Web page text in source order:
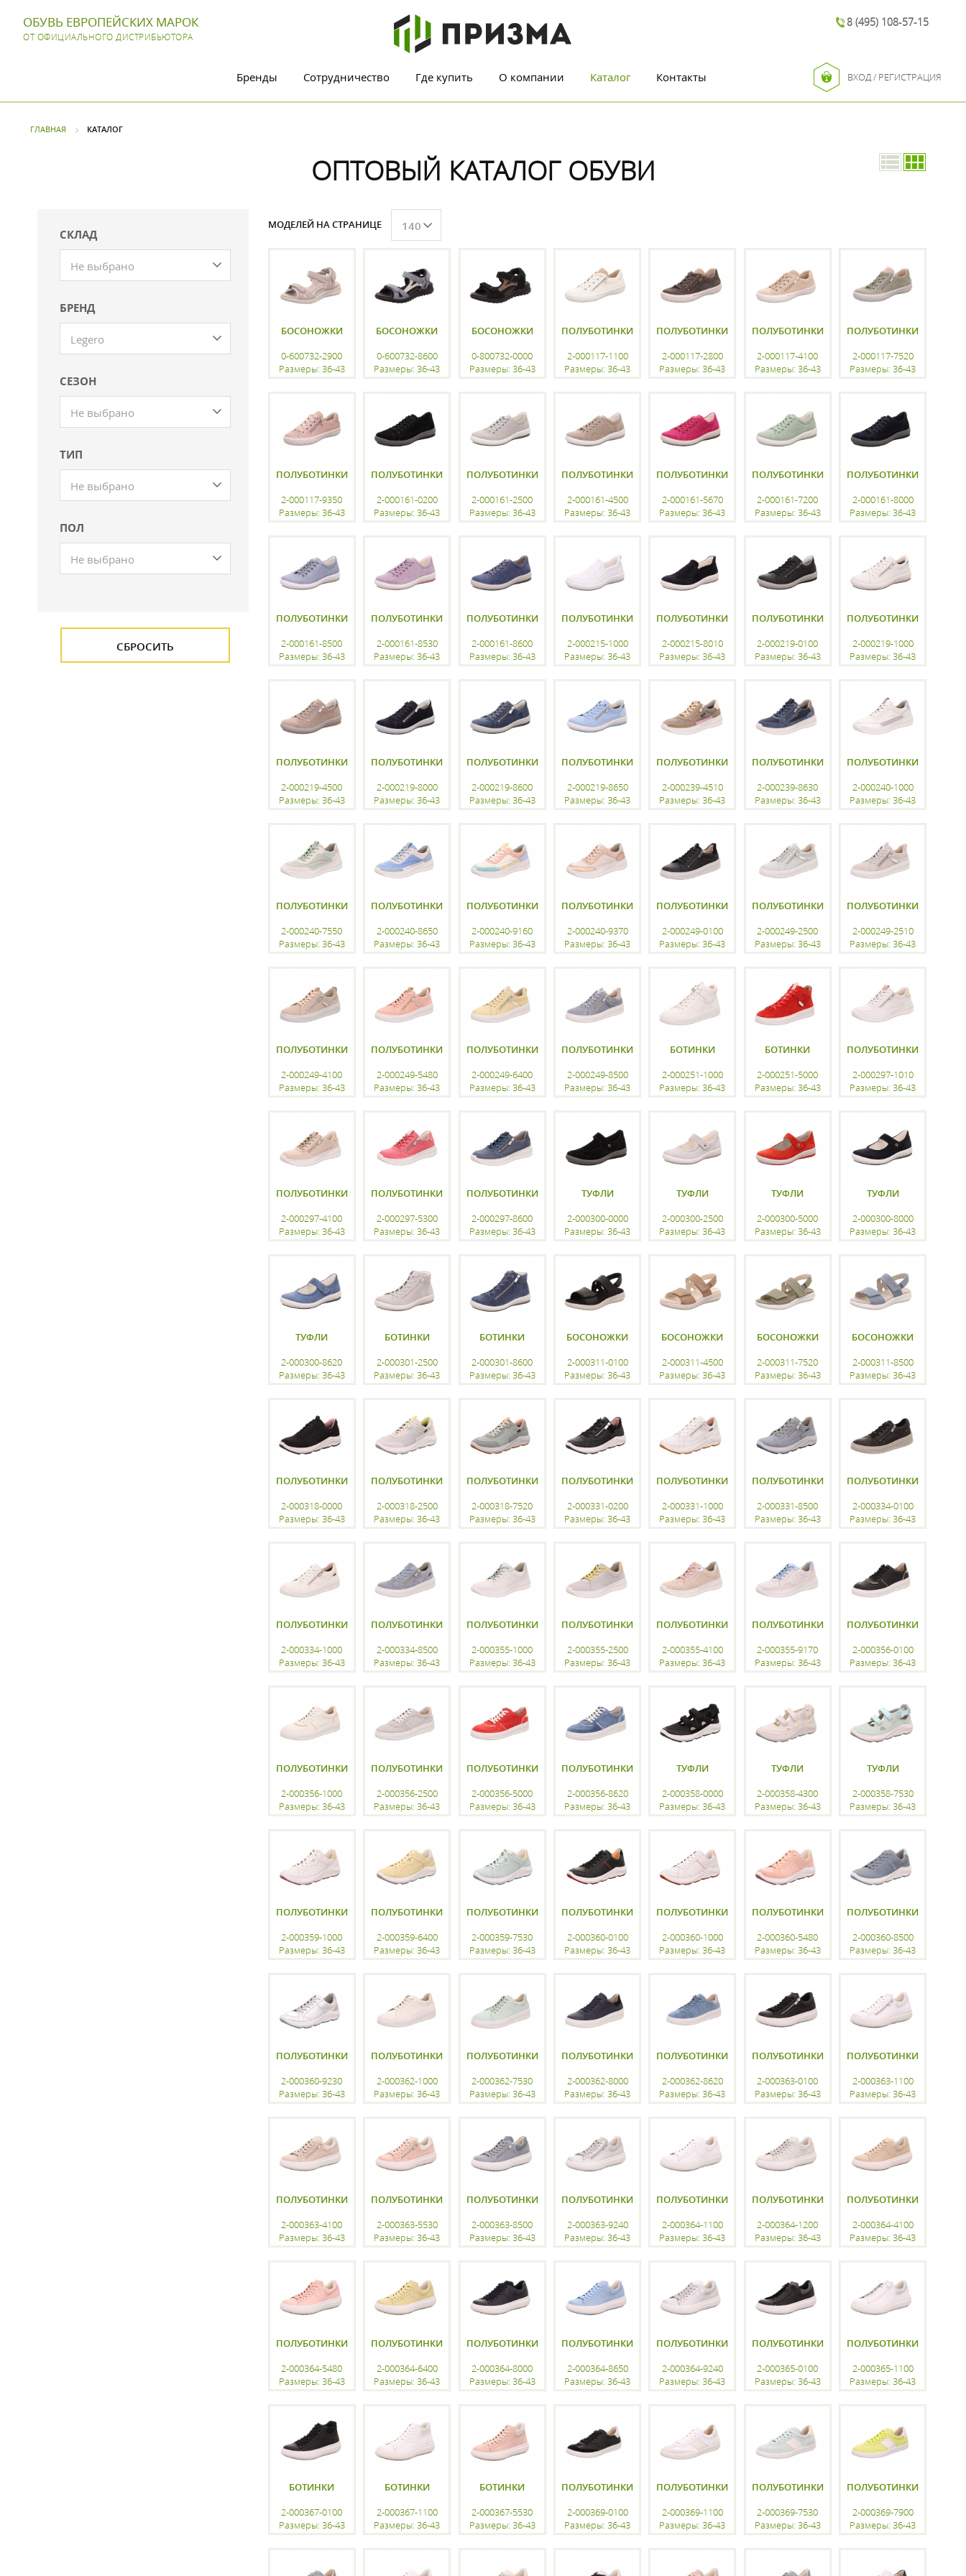
ОБУВЬ ЕВРОПЕЙСКИХ МАРОК
ОТ ОФИЦИАЛЬНОГО ДИСТРИБЬЮТОРА
8 (495) 108-57-15
Бренды Сотрудничество Где купить О компании Каталог Контакты ВХОД / РЕГИСТРАЦИЯ
ГЛАВНАЯ КАТАЛОГ
ОПТОВЫЙ КАТАЛОГ ОБУВИ
СКЛАД
Не выбрано
БРЕНД
Legero
СЕЗОН
Не выбрано
ТИП
Не выбрано
ПОЛ
Не выбрано
МОДЕЛЕЙ НА СТРАНИЦЕ 140
БОСОНОЖКИ
0-600732-2900
Размеры: 36-43
БОСОНОЖКИ
0-600732-8600
Размеры: 36-43
БОСОНОЖКИ
0-800732-0000
Размеры: 36-43
ПОЛУБОТИНКИ
2-000117-1100
Размеры: 36-43
ПОЛУБОТИНКИ
2-000117-2800
Размеры: 36-43
ПОЛУБОТИНКИ
2-000117-4100
Размеры: 36-43
ПОЛУБОТИНКИ
2-000117-7520
Размеры: 36-43
ПОЛУБОТИНКИ
2-000117-9350
Размеры: 36-43
ПОЛУБОТИНКИ
2-000161-0200
Размеры: 36-43
ПОЛУБОТИНКИ
2-000161-2500
Размеры: 36-43
ПОЛУБОТИНКИ
2-000161-4500
Размеры: 36-43
ПОЛУБОТИНКИ
2-000161-5670
Размеры: 36-43
ПОЛУБОТИНКИ
2-000161-7200
Размеры: 36-43
ПОЛУБОТИНКИ
2-000161-8000
Размеры: 36-43
ПОЛУБОТИНКИ
2-000161-8500
Размеры: 36-43
ПОЛУБОТИНКИ
2-000161-8530
Размеры: 36-43
ПОЛУБОТИНКИ
2-000161-8600
Размеры: 36-43
ПОЛУБОТИНКИ
2-000215-1000
Размеры: 36-43
ПОЛУБОТИНКИ
2-000215-8010
Размеры: 36-43
ПОЛУБОТИНКИ
2-000219-0100
Размеры: 36-43
ПОЛУБОТИНКИ
2-000219-1000
Размеры: 36-43
ПОЛУБОТИНКИ
2-000219-4500
Размеры: 36-43
ПОЛУБОТИНКИ
2-000219-8000
Размеры: 36-43
ПОЛУБОТИНКИ
2-000219-8600
Размеры: 36-43
ПОЛУБОТИНКИ
2-000219-8650
Размеры: 36-43
ПОЛУБОТИНКИ
2-000239-4510
Размеры: 36-43
ПОЛУБОТИНКИ
2-000239-8630
Размеры: 36-43
ПОЛУБОТИНКИ
2-000240-1000
Размеры: 36-43
ПОЛУБОТИНКИ
2-000240-7550
Размеры: 36-43
ПОЛУБОТИНКИ
2-000240-8650
Размеры: 36-43
ПОЛУБОТИНКИ
2-000240-9160
Размеры: 36-43
ПОЛУБОТИНКИ
2-000240-9370
Размеры: 36-43
ПОЛУБОТИНКИ
2-000249-0100
Размеры: 36-43
ПОЛУБОТИНКИ
2-000249-2500
Размеры: 36-43
ПОЛУБОТИНКИ
2-000249-2510
Размеры: 36-43
ПОЛУБОТИНКИ
2-000249-4100
Размеры: 36-43
ПОЛУБОТИНКИ
2-000249-5480
Размеры: 36-43
ПОЛУБОТИНКИ
2-000249-6400
Размеры: 36-43
ПОЛУБОТИНКИ
2-000249-8500
Размеры: 36-43
БОТИНКИ
2-000251-1000
Размеры: 36-43
БОТИНКИ
2-000251-5000
Размеры: 36-43
ПОЛУБОТИНКИ
2-000297-1010
Размеры: 36-43
ПОЛУБОТИНКИ
2-000297-4100
Размеры: 36-43
ПОЛУБОТИНКИ
2-000297-5300
Размеры: 36-43
ПОЛУБОТИНКИ
2-000297-8600
Размеры: 36-43
ТУФЛИ
2-000300-0000
Размеры: 36-43
ТУФЛИ
2-000300-2500
Размеры: 36-43
ТУФЛИ
2-000300-5000
Размеры: 36-43
ТУФЛИ
2-000300-8000
Размеры: 36-43
ТУФЛИ
2-000300-8620
Размеры: 36-43
БОТИНКИ
2-000301-2500
Размеры: 36-43
БОТИНКИ
2-000301-8600
Размеры: 36-43
БОСОНОЖКИ
2-000311-0100
Размеры: 36-43
БОСОНОЖКИ
2-000311-4500
Размеры: 36-43
БОСОНОЖКИ
2-000311-7520
Размеры: 36-43
БОСОНОЖКИ
2-000311-8500
Размеры: 36-43
ПОЛУБОТИНКИ
2-000318-0000
Размеры: 36-43
ПОЛУБОТИНКИ
2-000318-2500
Размеры: 36-43
ПОЛУБОТИНКИ
2-000318-7520
Размеры: 36-43
ПОЛУБОТИНКИ
2-000331-0200
Размеры: 36-43
ПОЛУБОТИНКИ
2-000331-1000
Размеры: 36-43
ПОЛУБОТИНКИ
2-000331-8500
Размеры: 36-43
ПОЛУБОТИНКИ
2-000334-0100
Размеры: 36-43
ПОЛУБОТИНКИ
2-000334-1000
Размеры: 36-43
ПОЛУБОТИНКИ
2-000334-8500
Размеры: 36-43
ПОЛУБОТИНКИ
2-000355-1000
Размеры: 36-43
ПОЛУБОТИНКИ
2-000355-2500
Размеры: 36-43
ПОЛУБОТИНКИ
2-000355-4100
Размеры: 36-43
ПОЛУБОТИНКИ
2-000355-9170
Размеры: 36-43
ПОЛУБОТИНКИ
2-000356-0100
Размеры: 36-43
ПОЛУБОТИНКИ
2-000356-1000
Размеры: 36-43
ПОЛУБОТИНКИ
2-000356-2500
Размеры: 36-43
ПОЛУБОТИНКИ
2-000356-5000
Размеры: 36-43
ПОЛУБОТИНКИ
2-000356-8620
Размеры: 36-43
ТУФЛИ
2-000358-0000
Размеры: 36-43
ТУФЛИ
2-000358-4300
Размеры: 36-43
ТУФЛИ
2-000358-7530
Размеры: 36-43
ПОЛУБОТИНКИ
2-000359-1000
Размеры: 36-43
ПОЛУБОТИНКИ
2-000359-6400
Размеры: 36-43
ПОЛУБОТИНКИ
2-000359-7530
Размеры: 36-43
ПОЛУБОТИНКИ
2-000360-0100
Размеры: 36-43
ПОЛУБОТИНКИ
2-000360-1000
Размеры: 36-43
ПОЛУБОТИНКИ
2-000360-5480
Размеры: 36-43
ПОЛУБОТИНКИ
2-000360-8500
Размеры: 36-43
ПОЛУБОТИНКИ
2-000360-9230
Размеры: 36-43
ПОЛУБОТИНКИ
2-000362-1000
Размеры: 36-43
ПОЛУБОТИНКИ
2-000362-7530
Размеры: 36-43
ПОЛУБОТИНКИ
2-000362-8000
Размеры: 36-43
ПОЛУБОТИНКИ
2-000362-8620
Размеры: 36-43
ПОЛУБОТИНКИ
2-000363-0100
Размеры: 36-43
ПОЛУБОТИНКИ
2-000363-1100
Размеры: 36-43
ПОЛУБОТИНКИ
2-000363-4100
Размеры: 36-43
ПОЛУБОТИНКИ
2-000363-5530
Размеры: 36-43
ПОЛУБОТИНКИ
2-000363-8500
Размеры: 36-43
ПОЛУБОТИНКИ
2-000363-9240
Размеры: 36-43
ПОЛУБОТИНКИ
2-000364-1100
Размеры: 36-43
ПОЛУБОТИНКИ
2-000364-1200
Размеры: 36-43
ПОЛУБОТИНКИ
2-000364-4100
Размеры: 36-43
ПОЛУБОТИНКИ
2-000364-5480
Размеры: 36-43
ПОЛУБОТИНКИ
2-000364-6400
Размеры: 36-43
ПОЛУБОТИНКИ
2-000364-8000
Размеры: 36-43
ПОЛУБОТИНКИ
2-000364-8650
Размеры: 36-43
ПОЛУБОТИНКИ
2-000364-9240
Размеры: 36-43
ПОЛУБОТИНКИ
2-000365-0100
Размеры: 36-43
ПОЛУБОТИНКИ
2-000365-1100
Размеры: 36-43
БОТИНКИ
2-000367-0100
Размеры: 36-43
БОТИНКИ
2-000367-1100
Размеры: 36-43
БОТИНКИ
2-000367-5530
Размеры: 36-43
ПОЛУБОТИНКИ
2-000369-0100
Размеры: 36-43
ПОЛУБОТИНКИ
2-000369-1100
Размеры: 36-43
ПОЛУБОТИНКИ
2-000369-7530
Размеры: 36-43
ПОЛУБОТИНКИ
2-000369-7900
Размеры: 36-43